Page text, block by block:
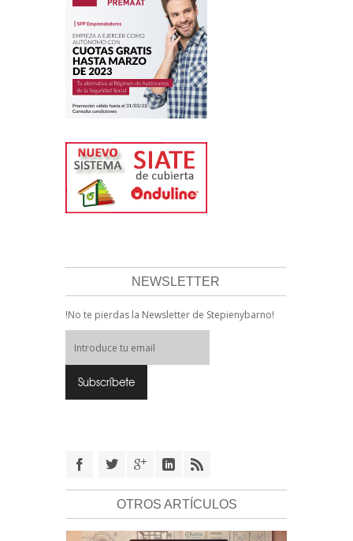
NEWSLETTER
!No te pierdas la Newsletter de Stepienybarno!
OTROS ARTÍCULOS